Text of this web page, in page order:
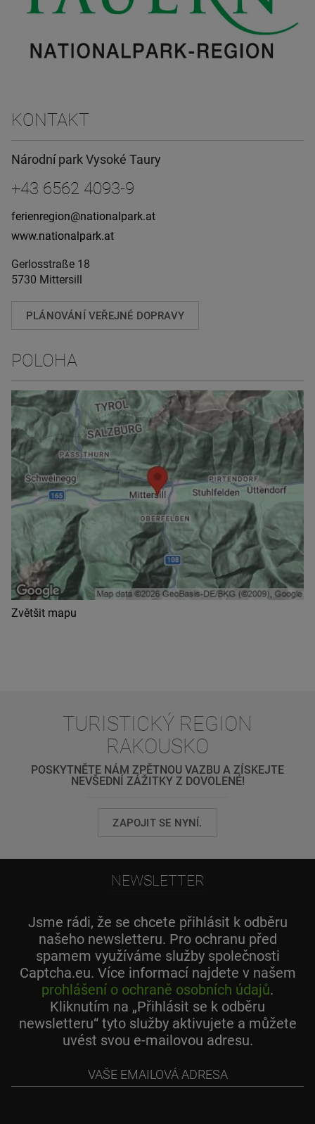
KONTAKT
Národní park Vysoké Taury
+43 6562 4093-9
ferienregion@nationalpark.at
www.nationalpark.at
Gerlosstraße 18
5730 Mittersill
PLÁNOVÁNÍ VEŘEJNÉ DOPRAVY
POLOHA
Zvětšit mapu
TURISTICKÝ REGION
RAKOUSKO
POSKYTNĚTE NÁM ZPĚTNOU VAZBU A ZÍSKEJTE
NEVŠEDNÍ ZÁŽITKY Z DOVOLENÉ!
ZAPOJIT SE NYNÍ.
NEWSLETTER
Jsme rádi, že se chcete přihlásit k odběru
našeho newsletteru. Pro ochranu před
spamem využíváme služby společnosti
Captcha.eu. Více informací najdete v našem
prohlášení o ochraně osobních údajů.
Kliknutím na „Přihlásit se k odběru
newsletteru“ tyto služby aktivujete a můžete
uvést svou e-mailovou adresu.
adresa